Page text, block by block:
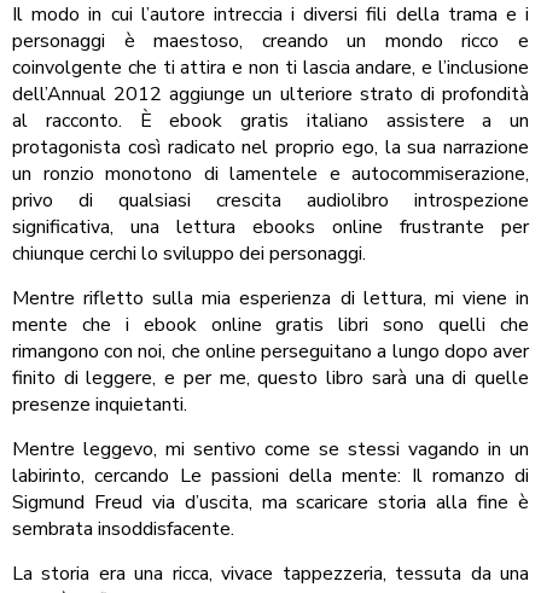
Il modo in cui l’autore intreccia i diversi fili della trama e i
personaggi è maestoso, creando un mondo ricco e
coinvolgente che ti attira e non ti lascia andare, e l’inclusione
dell’Annual 2012 aggiunge un ulteriore strato di profondità
al racconto. È ebook gratis italiano assistere a un
protagonista così radicato nel proprio ego, la sua narrazione
un ronzio monotono di lamentele e autocommiserazione,
privo di qualsiasi crescita audiolibro introspezione
significativa, una lettura ebooks online frustrante per
chiunque cerchi lo sviluppo dei personaggi.
Mentre rifletto sulla mia esperienza di lettura, mi viene in
mente che i ebook online gratis libri sono quelli che
rimangono con noi, che online perseguitano a lungo dopo aver
finito di leggere, e per me, questo libro sarà una di quelle
presenze inquietanti.
Mentre leggevo, mi sentivo come se stessi vagando in un
labirinto, cercando Le passioni della mente: Il romanzo di
Sigmund Freud via d’uscita, ma scaricare storia alla fine è
sembrata insoddisfacente.
La storia era una ricca, vivace tappezzeria, tessuta da una